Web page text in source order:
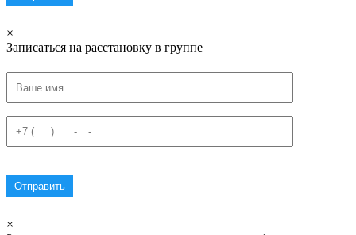
×
Записаться на расстановку в группе
×